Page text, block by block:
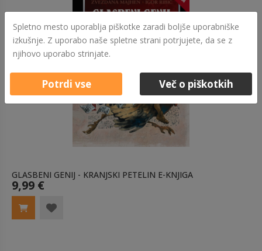
GLASBENI GENIJ - KRANJSKI PETELIN E-KNJIGA
9,99 €
Spletno mesto uporablja piškotke zaradi boljše uporabniške
izkušnje. Z uporabo naše spletne strani potrjujete, da se z
njihovo uporabo strinjate.
Potrdi vse Več o piškotkih